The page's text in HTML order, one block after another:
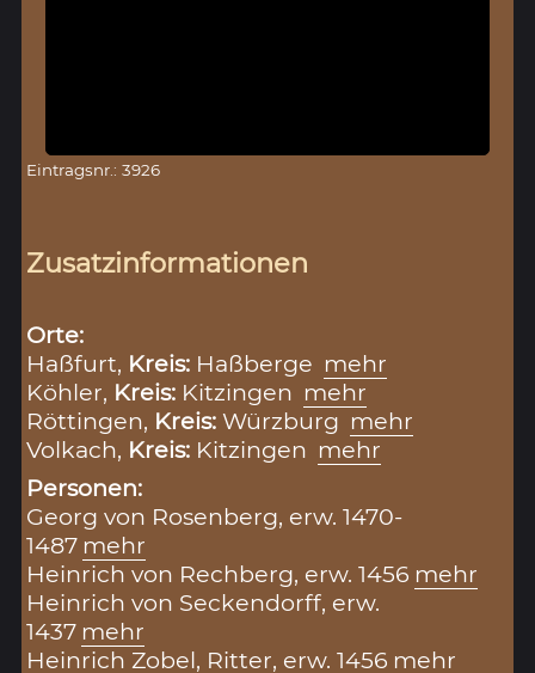
Eintragsnr.: 3926
Zusatzinformationen
Orte:
Haßfurt, Kreis: Haßberge mehr
Köhler, Kreis: Kitzingen mehr
Röttingen, Kreis:Würzburg mehr
Volkach, Kreis: Kitzingen mehr
Personen:
Georg von Rosenberg, erw. 1470-
1487 mehr
Heinrich von Rechberg, erw. 1456 mehr
Heinrich von Seckendorff, erw.
1437 mehr
Heinrich Zobel, Ritter, erw. 1456 mehr